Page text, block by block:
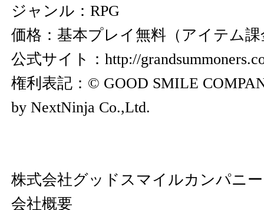
ジャンル：RPG
価格：基本プレイ無料（アイテム課
公式サイト： http://
権利表記：© GOOD SMILE
by NextNinja Co.,Ltd.
株式会社グッドスマイルカンパニ
会社概要